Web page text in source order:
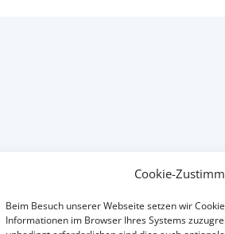
Cookie-
Beim Besuch unserer Webseite setzen wir
Informationen im Browser Ihres Systems